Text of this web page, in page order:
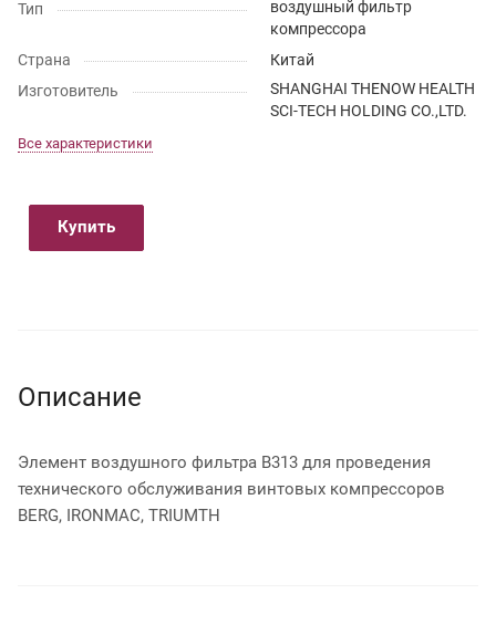
Тип
воздушный фильтр
компрессора
Страна
Китай
Изготовитель
SHANGHAI THENOW HEALTH
SCI-TECH HOLDING CO.,LTD.
Все характеристики
Купить
Описание
Элемент воздушного фильтра B313 для проведения
технического обслуживания винтовых компрессоров
BERG, IRONMAC, TRIUMTH